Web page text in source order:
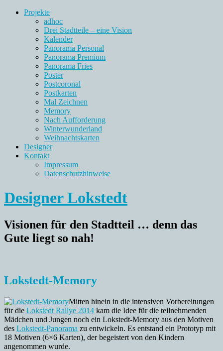
Projekte
adhoc
Drei Stadtteile – eine Vision
Kalender
Panorama Personal
Panorama Premium
Panorama Fries
Poster
Postcoronal
Postkarten
Mal Zeichnen
Memory
Nach Aufforderung
Winterwunderland
Weihnachtskarten
Designer
Kontakt
Impressum
Datenschutzhinweise
Designer Lokstedt
Visionen für den Stadtteil … denn das
Gute liegt so nah!
Lokstedt-Memory
Mitten hinein in die intensiven Vorbereitungen
für die Lokstedt Rallye 2014 kam die Idee für die teilnehmenden
Mädchen und Jungen noch ein Lokstedt-Memory aus den Motiven
des Lokstedt-Panorama zu entwickeln. Es entstand ein Prototyp mit
18 Motiven (6×6 Karten), der begeistert von den Kindern
angenommen wurde.